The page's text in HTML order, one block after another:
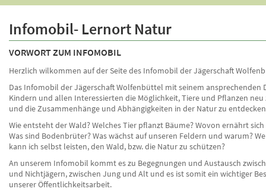
Infomobil- Lernort Natur
VORWORT ZUM INFOMOBIL
Herzlich wilkommen auf der Seite des Infomobil der Jägerschaft
Das Infomobil der Jägerschaft Wolfenbüttel mit seinem ansprechenden
Kindern und allen Interessierten die Möglichkeit, Tiere und Pflanzen neu
und die Zusammenhänge und Abhängigkeiten in der Natur zu
Wie entsteht der Wald? Welches Tier pflanzt Bäume? Wovon ernährt
Was sind Bodenbrüter? Was wächst auf unseren Feldern und warum?
kann ich selbst leisten, den Wald, bzw. die Natur zu schützen?
An unserem Infomobil kommt es zu Begegnungen und Austausch
und Nichtjägern, zwischen Jung und Alt und es ist somit ein wichtiger
unserer Öffentlichkeitsarbeit.